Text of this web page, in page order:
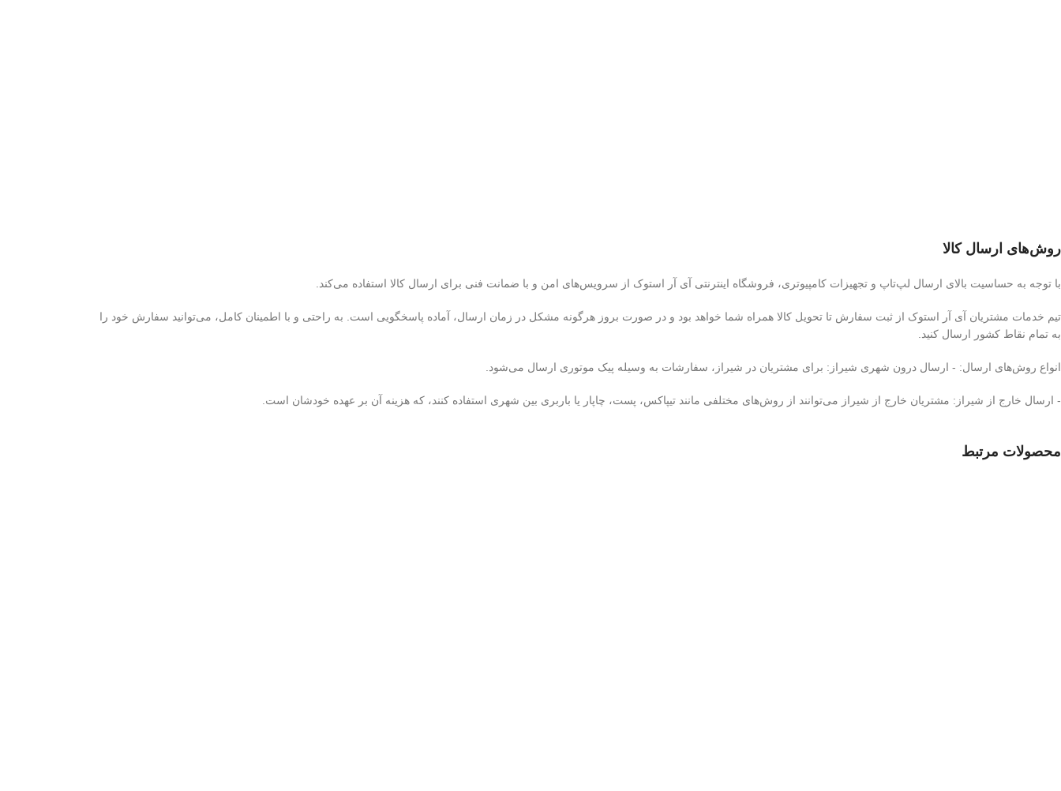
روش‌های ارسال کالا
با توجه به حساسیت بالای ارسال لپ‌تاپ و تجهیزات کامپیوتری، فروشگاه اینترنتی آی آر استوک از سرویس‌های امن و با ضمانت فنی برای ارسال کالا استفاده می‌کند.
تیم خدمات مشتریان آی آر استوک از ثبت سفارش تا تحویل کالا همراه شما خواهد بود و در صورت بروز هرگونه مشکل در زمان ارسال، آماده پاسخگویی است. به راحتی و با اطمینان کامل، می‌توانید سفارش خود را
به تمام نقاط کشور ارسال کنید.
انواع روش‌های ارسال: - ارسال درون شهری شیراز: برای مشتریان در شیراز، سفارشات به وسیله پیک موتوری ارسال می‌شود.
- ارسال خارج از شیراز: مشتریان خارج از شیراز می‌توانند از روش‌های مختلفی مانند تیپاکس، پست، چاپار یا باربری بین شهری استفاده کنند، که هزینه آن بر عهده خودشان است.
محصولات مرتبط